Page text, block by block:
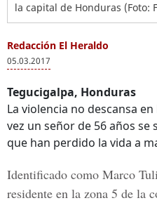
la capital de Honduras (Foto:
Redacción El Heraldo
05.03.2017
Tegucigalpa, Honduras
La violencia no descansa
vez un señor de 56 años se
que han perdido la vida a
Identificado como Marco
residente en la zona 5 de la